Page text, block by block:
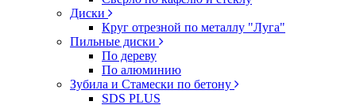
Диски
Круг отрезной по металлу "Луга"
Пильные диски
По дереву
По алюминию
Зубила и Стамески по бетону
SDS PLUS